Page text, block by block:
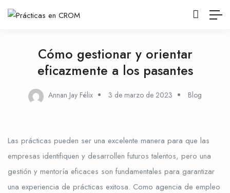
Cómo gestionar y orientar
eficazmente a los pasantes
Annan Jay Félix 3 de marzo de 2023 Blog
Las prácticas pueden ser una excelente manera para que las
empresas identifiquen y desarrollen futuros talentos, pero una
gestión y mentoría eficaces son fundamentales para garantizar
una experiencia de prácticas exitosa. Como agencia de empleo